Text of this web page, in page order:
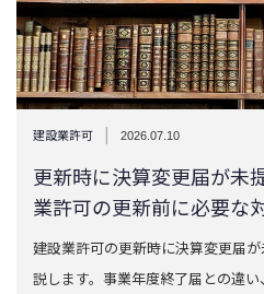
建設業許可 | 2026.07.10
更新時に決算変更届が未
業許可の更新前に必要な
建設業許可の更新時に決算変更届
説します。事業年度終了届との違